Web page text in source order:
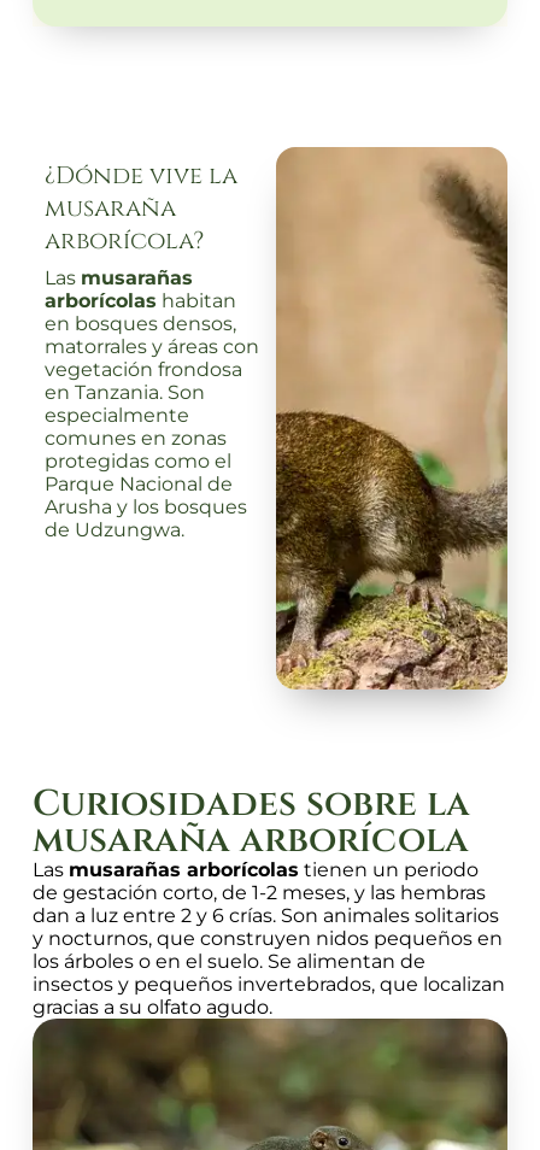
¿Dónde vive la
musaraña
arborícola?
Las musarañas
arborícolas habitan
en bosques densos,
matorrales y áreas con
vegetación frondosa
en Tanzania. Son
especialmente
comunes en zonas
protegidas como el
Parque Nacional de
Arusha y los bosques
de Udzungwa.
Curiosidades sobre la
musaraña arborícola
Las musarañas arborícolas tienen un periodo
de gestación corto, de 1-2 meses, y las hembras
dan a luz entre 2 y 6 crías. Son animales solitarios
y nocturnos, que construyen nidos pequeños en
los árboles o en el suelo. Se alimentan de
insectos y pequeños invertebrados, que localizan
gracias a su olfato agudo.